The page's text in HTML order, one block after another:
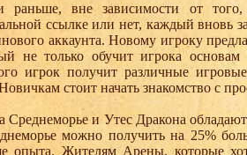
раньше, вне зависимости от того,
ссылке или нет, каждый вновь
аккаунта. Новому игроку
не только обучит игрока
игрок получит различные
стоит начать знакомство с
Среднеморье и Утес Дракона
можно получить на 25%
опыта. Жителям Арены, которые